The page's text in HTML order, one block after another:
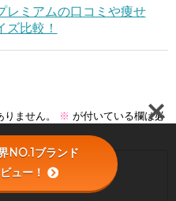
レミアムの口コミや痩せ
ズ比較！
ません。 ※ が付いている欄は必
NO.1ブランド
ュー！